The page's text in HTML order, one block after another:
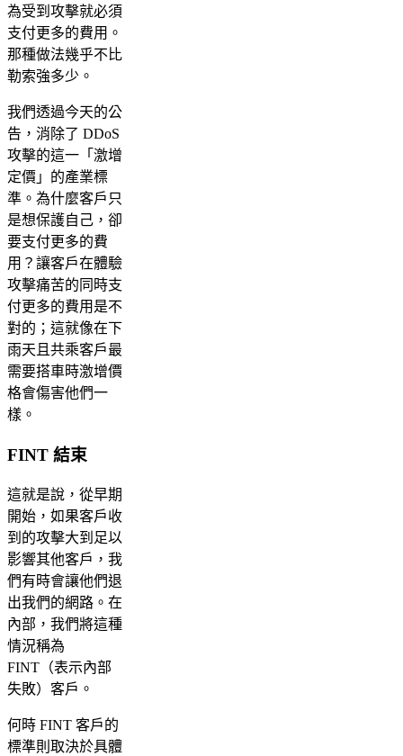
為受到攻擊就必須
支付更多的費用。
那種做法幾乎不比
勒索強多少。
我們透過今天的公
告，消除了 DDoS
攻擊的這一「激增
定價」的產業標
準。為什麼客戶只
是想保護自己，卻
要支付更多的費
用？讓客戶在體驗
攻擊痛苦的同時支
付更多的費用是不
對的；這就像在下
雨天且共乘客戶最
需要搭車時激增價
格會傷害他們一
樣。
FINT 結束
這就是說，從早期
開始，如果客戶收
到的攻擊大到足以
影響其他客戶，我
們有時會讓他們退
出我們的網路。在
內部，我們將這種
情況稱為
FINT（表示內部
失敗）客戶。
何時 FINT 客戶的
標準則取決於具體